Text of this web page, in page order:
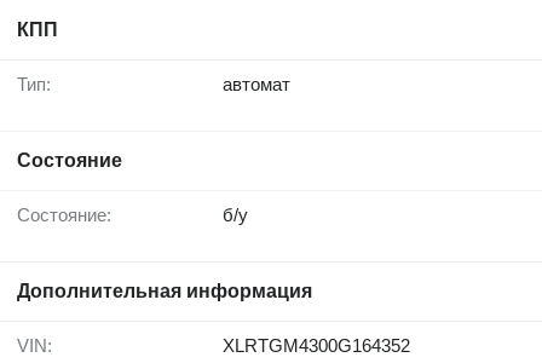
КПП
Тип: автомат
Состояние
Состояние: б/у
Дополнительная информация
VIN: XLRTGM4300G164352